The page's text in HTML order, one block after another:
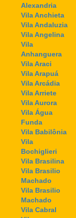
Alexandria
Vila Anchieta
Vila Andaluzia
Vila Angelina
Vila
Anhanguera
Vila Araci
Vila Arapuá
Vila Arcádia
Vila Arriete
Vila Aurora
Vila Água
Funda
Vila Babilônia
Vila
Bochiglieri
Vila Brasilina
Vila Brasilio
Machado
Vila Brasilio
Machado
Vila Cabral